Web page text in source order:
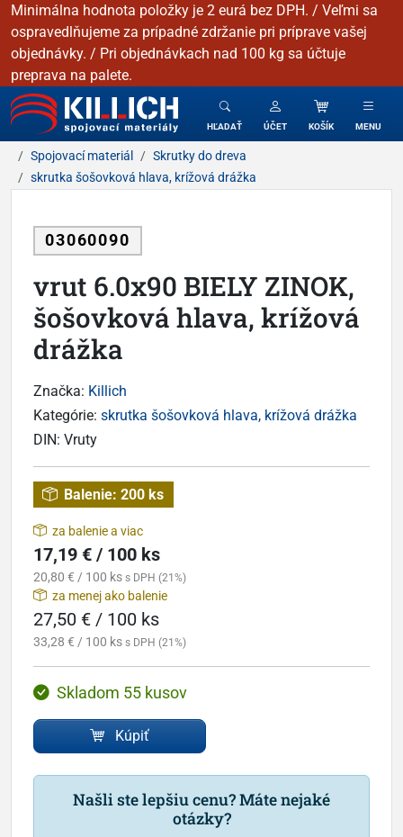
Minimálna hodnota položky je 2 eurá bez DPH. / Veľmi sa
ospravedlňujeme za prípadné zdržanie pri príprave vašej
objednávky. / Pri objednávkach nad 100 kg sa účtuje
preprava na palete.
KILLICH - Spojovacie materiály
HĽADAŤ ÚČET KOŠÍK MENU
Spojovací materiál
Skrutky do dreva
skrutka šošovková hlava, krížová drážka
03060090
vrut 6.0x90 BIELY ZINOK,
šošovková hlava, krížová
drážka
Značka: Killich
Kategórie: skrutka šošovková hlava, krížová drážka
DIN: Vruty
Balenie: 200 ks
za balenie a viac
17,19 € / 100 ks
20,80 € / 100 ks s DPH (21%)
za menej ako balenie
27,50 € / 100 ks
33,28 € / 100 ks s DPH (21%)
Skladom 55 kusov
Kúpiť
Našli ste lepšiu cenu? Máte nejaké
otázky?